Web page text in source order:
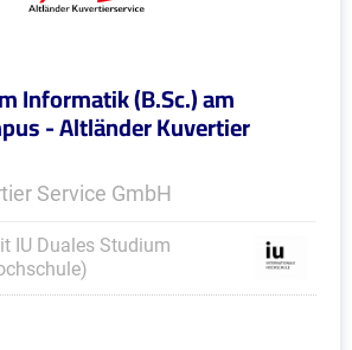
Informatik (B.Sc.) am
- Altländer Kuvertier
Service GmbH
IU Duales Studium